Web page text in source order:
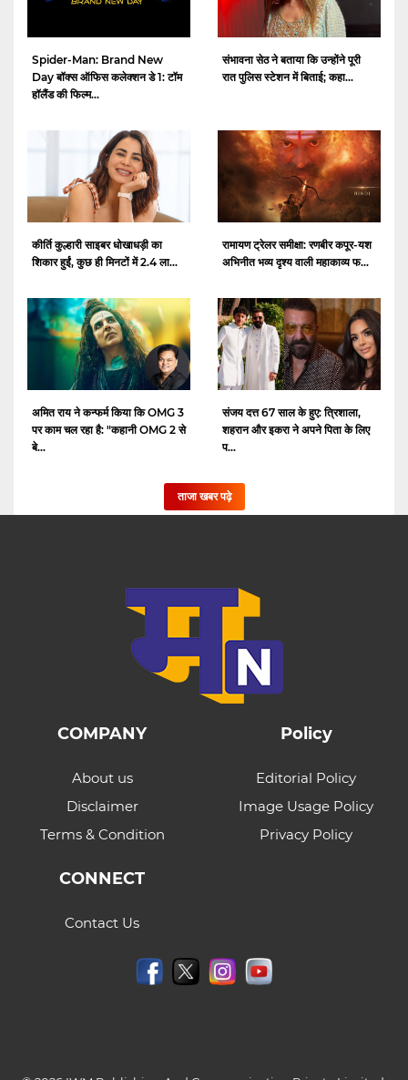
Spider-Man: Brand New
Day बॉक्स ऑफिस कलेक्शन डे 1: टॉम
हॉलैंड की फिल्म...
संभावना सेठ ने बताया कि उन्होंने पूरी
रात पुलिस स्टेशन में बिताई; कहा...
कीर्ति कुल्हारी साइबर धोखाधड़ी का
शिकार हुईं, कुछ ही मिनटों में 2.4 ला...
रामायण ट्रेलर समीक्षा: रणबीर कपूर-यश
अभिनीत भव्य दृश्य वाली महाकाव्य फ...
अमित राय ने कन्फर्म किया कि OMG 3
पर काम चल रहा है: "कहानी OMG 2 से
बे...
संजय दत्त 67 साल के हुए: त्रिशाला,
शहरान और इकरा ने अपने पिता के लिए
प...
ताजा खबर पढ़े
COMPANY
About us
Disclaimer
Terms & Condition
Policy
Editorial Policy
Image Usage Policy
Privacy Policy
CONNECT
Contact Us